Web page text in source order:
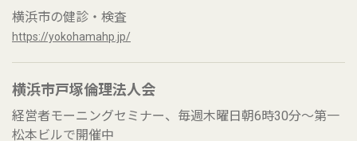
横浜市の健診・検査
https://yokohamahp.jp/
横浜市戸塚倫理法人会
経営者モーニングセミナー、毎週木曜日朝6時30分～第一
松本ビルで開催中